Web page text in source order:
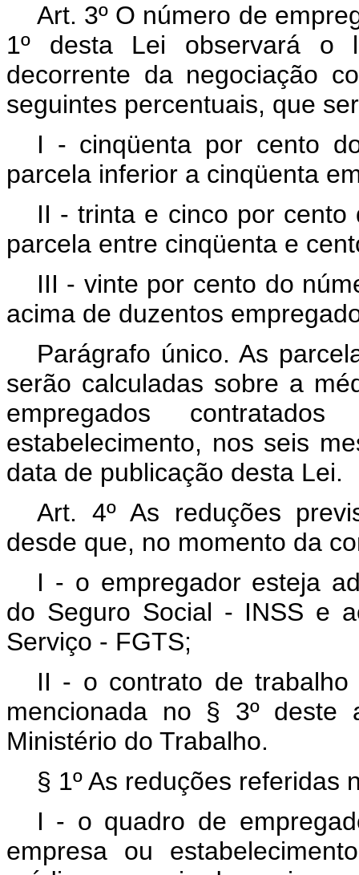
Art. 3º O número de
1º desta Lei observará o
decorrente da negociação
seguintes percentuais, que
I - cinqüenta por cento
parcela inferior a cinqüenta
II - trinta e cinco por
parcela entre cinqüenta e
III - vinte por cento do
acima de duzentos
Parágrafo único. As
serão calculadas sobre a
empregados
estabelecimento, nos seis
data de publicação desta Lei.
Art. 4º As reduções
desde que, no momento da
I - o empregador esteja
do Seguro Social - INSS e
Serviço - FGTS;
II - o contrato de
mencionada no § 3º deste
Ministério do Trabalho.
§ 1º As reduções referidas
I - o quadro de
empresa ou